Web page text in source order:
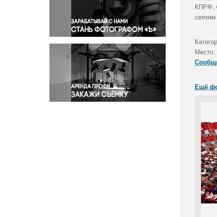
Правосудие
Происшествия и конфликты
Религия
Светская жизнь
Спорт
Экология
Экономика и бизнес
КПРФ,
Место:
Ещё